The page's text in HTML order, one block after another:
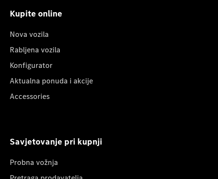
Kupite online
Nova vozila
Rabljena vozila
Konfigurator
Aktualna ponuda i akcije
Accessories
Savjetovanje pri kupnji
Probna vožnja